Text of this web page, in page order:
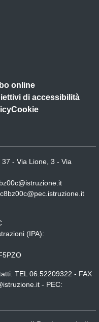
online
di accessibilità
Cookie
- Via Lione, 3 - Via
(IPA):
TEL 06.52209322 - FAX
- PEC: